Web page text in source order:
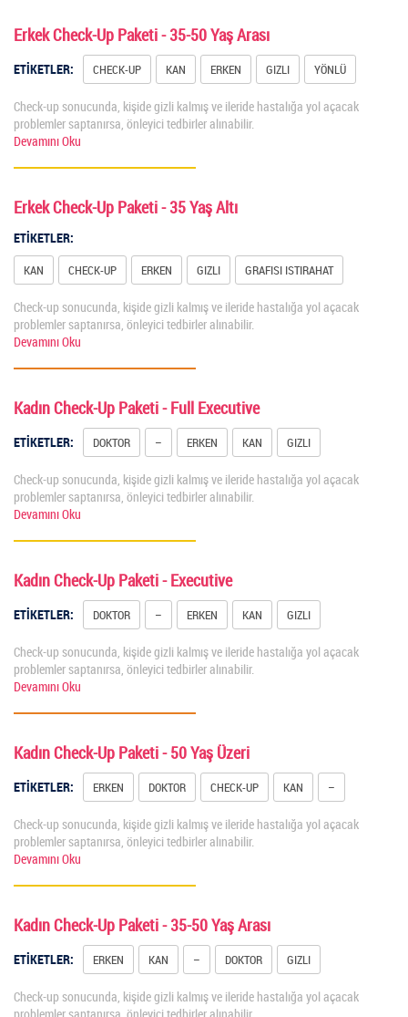
Erkek Check-Up Paketi - 35-50 Yaş Arası
ETİKETLER: CHECK-UP KAN ERKEN GIZLI YÖNLÜ
Check-up sonucunda, kişide gizli kalmış ve ileride hastalığa yol açacak
problemler saptanırsa, önleyici tedbirler alınabilir.
Devamını Oku
Erkek Check-Up Paketi - 35 Yaş Altı
ETİKETLER:
KAN CHECK-UP ERKEN GIZLI GRAFISI ISTIRAHAT
Check-up sonucunda, kişide gizli kalmış ve ileride hastalığa yol açacak
problemler saptanırsa, önleyici tedbirler alınabilir.
Devamını Oku
Kadın Check-Up Paketi - Full Executive
ETİKETLER: DOKTOR – ERKEN KAN GIZLI
Check-up sonucunda, kişide gizli kalmış ve ileride hastalığa yol açacak
problemler saptanırsa, önleyici tedbirler alınabilir.
Devamını Oku
Kadın Check-Up Paketi - Executive
ETİKETLER: DOKTOR – ERKEN KAN GIZLI
Check-up sonucunda, kişide gizli kalmış ve ileride hastalığa yol açacak
problemler saptanırsa, önleyici tedbirler alınabilir.
Devamını Oku
Kadın Check-Up Paketi - 50 Yaş Üzeri
ETİKETLER: ERKEN DOKTOR CHECK-UP KAN –
Check-up sonucunda, kişide gizli kalmış ve ileride hastalığa yol açacak
problemler saptanırsa, önleyici tedbirler alınabilir.
Devamını Oku
Kadın Check-Up Paketi - 35-50 Yaş Arası
ETİKETLER: ERKEN KAN – DOKTOR GIZLI
Check-up sonucunda, kişide gizli kalmış ve ileride hastalığa yol açacak
problemler saptanırsa, önleyici tedbirler alınabilir.